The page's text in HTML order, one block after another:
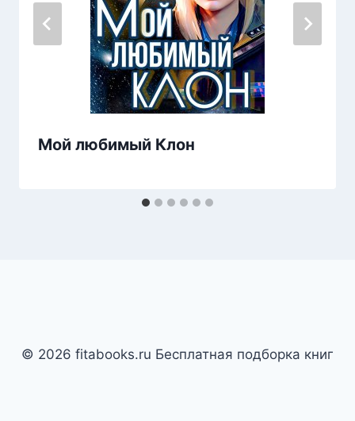
Мой любимый Клон
© 2026 fitabooks.ru Бесплатная подборка книг